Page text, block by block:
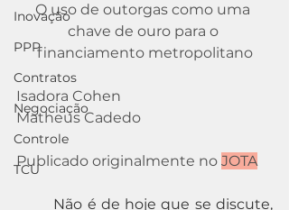
Inovação
PPP
Contratos
Negociação
Controle
TCU
O uso de outorgas como uma
chave de ouro para o
financiamento metropolitano
Isadora Cohen
Matheus Cadedo
Publicado originalmente no JOTA